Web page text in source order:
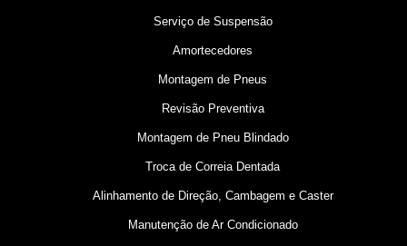
Serviço de Suspensão
Amortecedores
Montagem de Pneus
Revisão Preventiva
Montagem de Pneu Blindado
Troca de Correia Dentada
Alinhamento de Direção, Cambagem e Caster
Manutenção de Ar Condicionado